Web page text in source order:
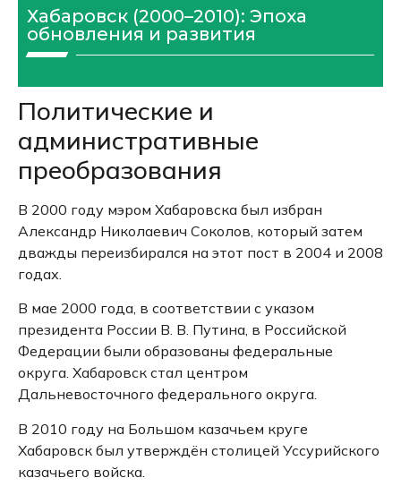
Хабаровск (2000–2010): Эпоха
обновления и развития
Политические и
административные
преобразования
В 2000 году мэром Хабаровска был избран
Александр Николаевич Соколов, который затем
дважды переизбирался на этот пост в 2004 и 2008
годах.
В мае 2000 года, в соответствии с указом
президента России В. В. Путина, в Российской
Федерации были образованы федеральные
округа. Хабаровск стал центром
Дальневосточного федерального округа.
В 2010 году на Большом казачьем круге
Хабаровск был утверждён столицей Уссурийского
казачьего войска.